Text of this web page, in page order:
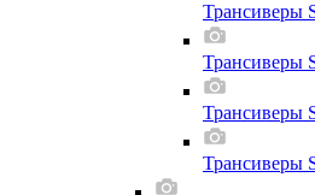
Трансиверы
Трансиверы
Трансиверы
Трансиверы